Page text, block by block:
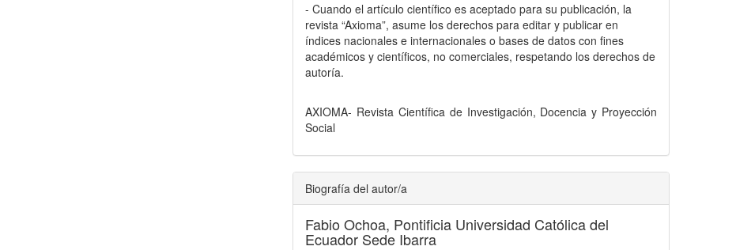
- Cuando el artículo científico es aceptado para su publicación, la
revista “Axioma”, asume los derechos para editar y publicar en
índices nacionales e internacionales o bases de datos con fines
académicos y científicos, no comerciales, respetando los derechos de
autoría.
AXIOMA- Revista Científica de Investigación, Docencia y Proyección
Social
Biografía del autor/a
Fabio Ochoa, Pontificia Universidad Católica del
Ecuador Sede Ibarra